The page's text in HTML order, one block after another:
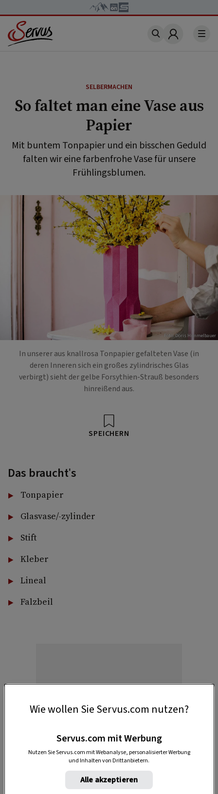
Account
SELBERMACHEN
So faltet man eine Vase aus
Papier
Mit buntem Tonpapier und ein bisschen Geduld
falten wir eine farbenfrohe Vase für unsere
Frühlingsblumen.
Foto: Doris Himmelbauer
In unserer aus knallrosa Tonpapier gefalteten Vase (in
deren Inneren sich ein großes zylindrisches Glas
verbirgt) sieht der gelbe Forsythien-Strauß besonders
hinreißend aus.
SPEICHERN
Das braucht's
Tonpapier
Glasvase/-zylinder
Stift
Kleber
Lineal
Falzbeil
Anzeige
Wie wollen Sie Servus.com nutzen?
Servus.com mit Werbung
Nutzen Sie Servus.com mit Webanalyse, personalisierter Werbung
und Inhalten von Drittanbietern.
Alle akzeptieren